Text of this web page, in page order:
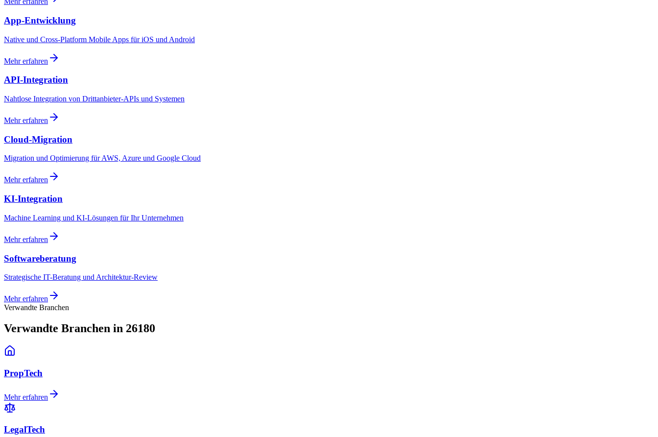
App-Entwicklung
Native und Cross-Platform Mobile Apps für iOS und Android
Mehr erfahren
API-Integration
Nahtlose Integration von Drittanbieter-APIs und Systemen
Mehr erfahren
Cloud-Migration
Migration und Optimierung für AWS, Azure und Google Cloud
Mehr erfahren
KI-Integration
Machine Learning und KI-Lösungen für Ihr Unternehmen
Mehr erfahren
Softwareberatung
Strategische IT-Beratung und Architektur-Review
Mehr erfahren
Verwandte Branchen
Verwandte Branchen in 26180
PropTech
Mehr erfahren
LegalTech